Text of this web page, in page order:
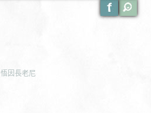
悟因長老尼